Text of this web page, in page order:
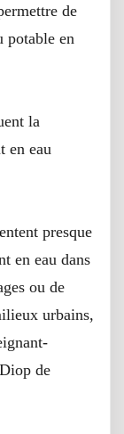
de
potable en
la
en eau
presque
en eau dans
ou de
urbains,
de